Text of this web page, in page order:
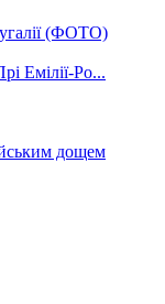
(ФОТО)
дощем